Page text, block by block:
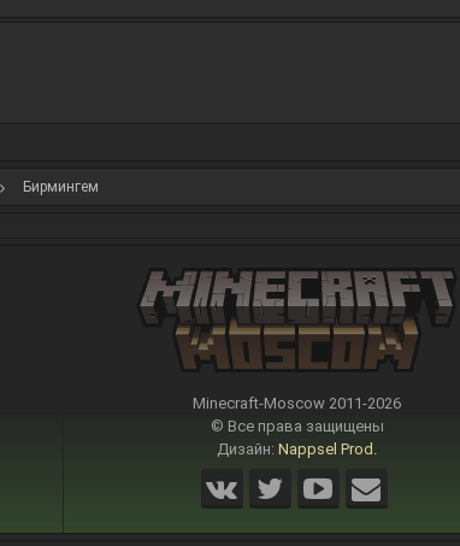
Бирмингем
Minecraft-Moscow 2011-2026
© Все права защищены
Дизайн: Nappsel Prod.